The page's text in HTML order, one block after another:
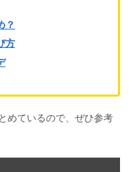
？
方
めているので、ぜひ参考